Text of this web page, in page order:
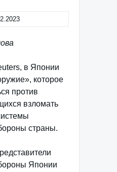
в Японии
которое
против
взломать
страны.
Японии